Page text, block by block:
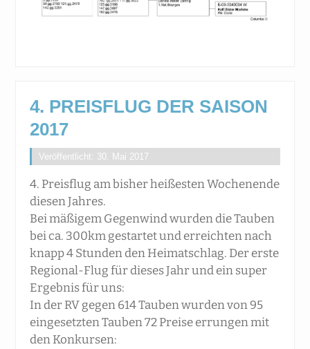
4. PREISFLUG DER SAISON
2017
Veröffentlicht: 30. Mai 2017
4. Preisflug am bisher heißesten Wochenende
diesen Jahres.
Bei mäßigem Gegenwind wurden die Tauben
bei ca. 300km gestartet und erreichten nach
knapp 4 Stunden den Heimatschlag. Der erste
Regional-Flug für dieses Jahr und ein super
Ergebnis für uns:
In der RV gegen 614 Tauben wurden von 95
eingesetzten Tauben 72 Preise errungen mit
den Konkursen: